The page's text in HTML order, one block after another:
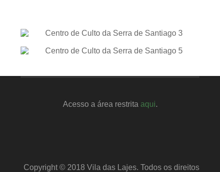
Acesso a área restrita aqui.
Copyright © 2018 Vila das Lajes. Todos os direitos